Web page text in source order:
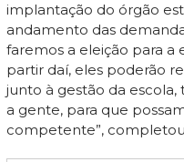
implantação do órgão
andamento das
faremos a eleição para a
partir daí, eles poderão
junto à gestão da escola,
a gente, para que
competente”, completou